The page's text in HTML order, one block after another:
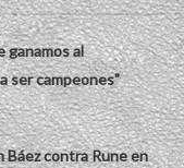
ganamos al
ser campeones"
Báez contra Rune en